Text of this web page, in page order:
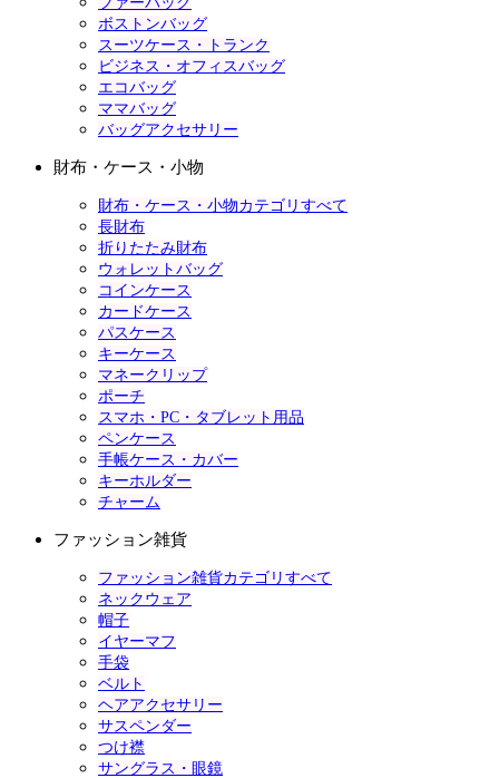
ボストンバッグ
スーツケース・トランク
ビジネス・オフィスバッグ
エコバッグ
ママバッグ
バッグアクセサリー
財布・ケース・小物
財布・ケース・小物カテゴリすべて
長財布
折りたたみ財布
ウォレットバッグ
コインケース
カードケース
パスケース
キーケース
マネークリップ
ポーチ
スマホ・PC・タブレット用品
ペンケース
手帳ケース・カバー
キーホルダー
チャーム
ファッション雑貨
ファッション雑貨カテゴリすべて
ネックウェア
帽子
イヤーマフ
手袋
ベルト
ヘアアクセサリー
サスペンダー
つけ襟
サングラス・眼鏡